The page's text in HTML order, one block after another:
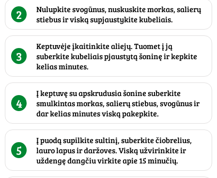
2
Nulupkite svogūnus, nuskuskite morkas, salierų
stiebus ir viską supjaustykite kubeliais.
3
Keptuvėje įkaitinkite aliejų. Tuomet į ją
suberkite kubeliais pjaustytą šoninę ir kepkite
kelias minutes.
4
Į keptuvę su apskrudusia šonine suberkite
smulkintas morkas, salierų stiebus, svogūnus ir
dar kelias minutes viską pakepkite.
5
Į puodą supilkite sultinį, suberkite čiobrelius,
lauro lapus ir daržoves. Viską užvirinkite ir
uždengę dangčiu virkite apie 15 minučių.